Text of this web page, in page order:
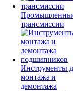
трансмиссии
Инструменты
монтажа и
демонтажа